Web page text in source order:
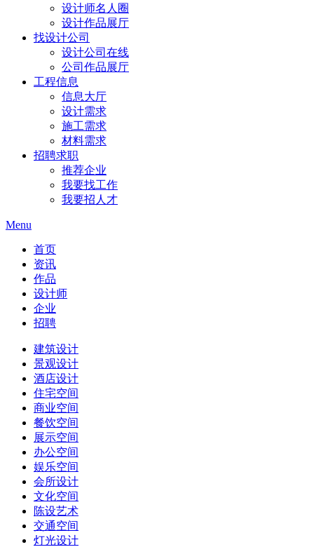
设计师名人圈
设计作品展厅
找设计公司
设计公司在线
公司作品展厅
工程信息
信息大厅
设计需求
施工需求
材料需求
招聘求职
推荐企业
我要找工作
我要招人才
Menu
首页
资讯
作品
设计师
企业
招聘
建筑设计
景观设计
酒店设计
住宅空间
商业空间
餐饮空间
展示空间
办公空间
娱乐空间
会所设计
文化空间
陈设艺术
交通空间
灯光设计